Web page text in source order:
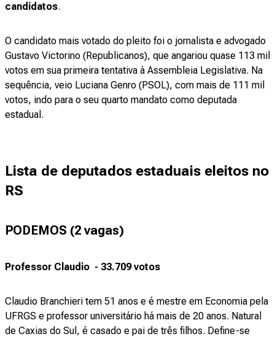
candidatos.
O candidato mais votado do pleito foi o jornalista e advogado
Gustavo Victorino (Republicanos), que angariou quase 113 mil
votos em sua primeira tentativa à Assembleia Legislativa. Na
sequência, veio Luciana Genro (PSOL), com mais de 111 mil
votos, indo para o seu quarto mandato como deputada
estadual.
Lista de deputados estaduais eleitos no
RS
PODEMOS (2 vagas)
Professor Claudio - 33.709 votos
Claudio Branchieri tem 51 anos e é mestre em Economia pela
UFRGS e professor universitário há mais de 20 anos. Natural
de Caxias do Sul, é casado e pai de três filhos. Define-se